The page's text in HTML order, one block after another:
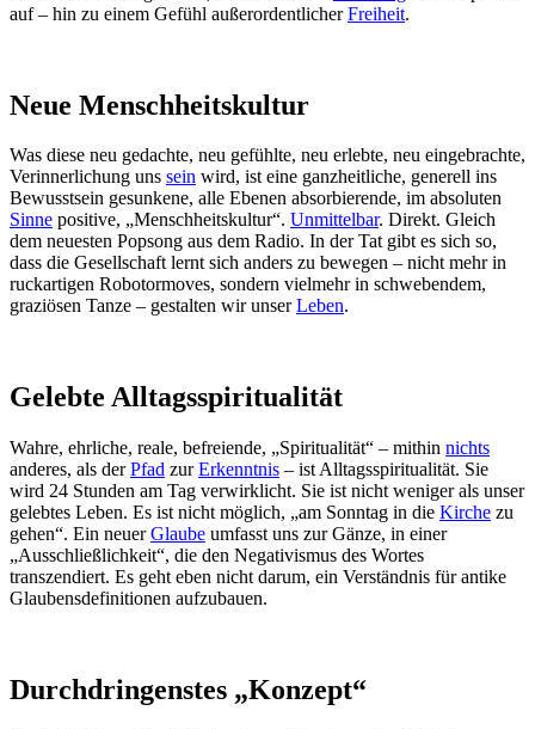
auf – hin zu einem Gefühl außerordentlicherFreiheit.
Neue Menschheitskultur
Was diese neu gedachte, neu gefühlte, neu erlebte, neu eingebrachte,
Verinnerlichung uns sein wird, ist eine ganzheitliche, generell ins
Bewusstsein gesunkene, alle Ebenen absorbierende, im absoluten
Sinne positive, „Menschheitskultur“. Unmittelbar. Direkt. Gleich
dem neuesten Popsong aus dem Radio. In der Tat gibt es sich so,
dass die Gesellschaft lernt sich anders zu bewegen – nicht mehr in
ruckartigen Robotormoves, sondern vielmehr in schwebendem,
graziösen Tanze – gestalten wir unserLeben.
Gelebte Alltagsspiritualität
Wahre, ehrliche, reale, befreiende, „Spiritualität“ – mithin nichts
anderes, als derPfad zurErkenntnis – ist Alltagsspiritualität. Sie
wird 24 Stunden am Tag verwirklicht. Sie ist nicht weniger als unser
gelebtes Leben. Es ist nicht möglich, „am Sonntag in die Kirche zu
gehen“. Ein neuerGlaube umfasst uns zur Gänze, in einer
„Ausschließlichkeit“, die den Negativismus des Wortes
transzendiert. Es geht eben nicht darum, ein Verständnis für antike
Glaubensdefinitionen aufzubauen.
Durchdringenstes „Konzept“